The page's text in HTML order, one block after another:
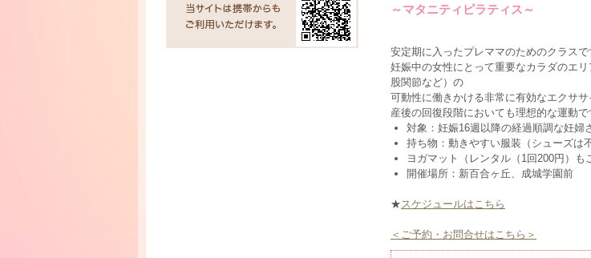
～マタニティピラティス～
安定期に入ったプレママのためのクラスで
妊娠中の女性にとって重要なカラダのエリ
股関節など）の
可動性に働きかける非常に有効なエクササ
産後の回復段階においても理想的な運動で
対象：妊娠16週以降の経過順調な妊婦
持ち物：動きやすい服装（シューズは
ヨガマット（レンタル（1回200円）も
開催場所：新百合ヶ丘、成城学園前
★スケジュールはこちら
＜ご予約・お問合せはこちら＞